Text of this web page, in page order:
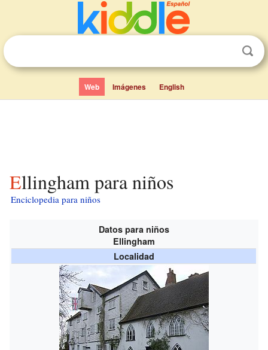
Web Imágenes English
Ellingham para niños
Enciclopedia para niños
Datos para niños
Ellingham
Localidad